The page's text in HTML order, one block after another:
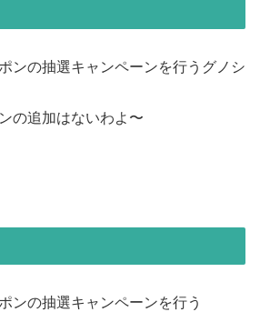
ンの抽選キャンペーンを行うグノシ
の追加はないわよ〜
ンの抽選キャンペーンを行う